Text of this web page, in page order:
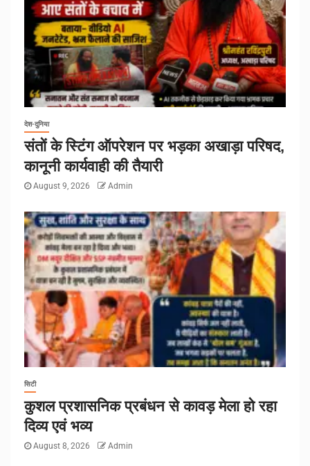
देश-दुनिया
संतों के स्टिंग ऑपरेशन पर भड़का अखाड़ा परिषद,
कानूनी कार्यवाही की तैयारी
August 9, 2026 Admin
सिटी
कुशल प्रशासनिक प्रबंधन से कावड़ मेला हो रहा
दिव्य एवं भव्य
August 8, 2026 Admin